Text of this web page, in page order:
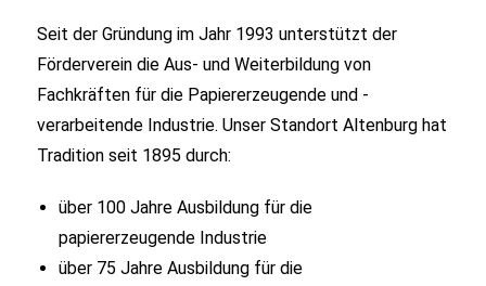
Seit der Gründung im Jahr 1993 unterstützt der
Förderverein die Aus- und Weiterbildung von
Fachkräften für die Papiererzeugende und -
verarbeitende Industrie. Unser Standort Altenburg hat
Tradition seit 1895 durch:
über 100 Jahre Ausbildung für die
papiererzeugende Industrie
über 75 Jahre Ausbildung für die